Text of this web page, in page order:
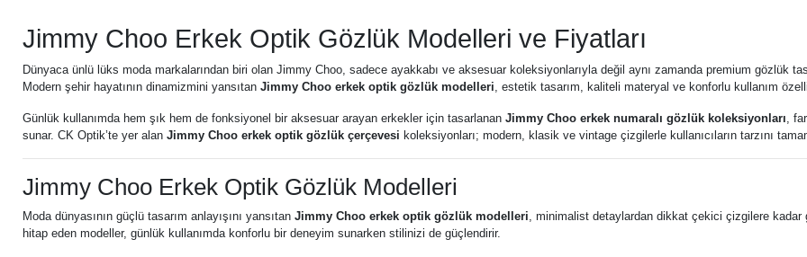
Jimmy Choo Erkek Optik Gözlük Modelleri ve Fiyatları
Dünyaca ünlü lüks moda markalarından biri olan Jimmy Choo, sadece ayakkabı ve aksesuar koleksiyonlarıyla değil aynı zamanda premium gözlük
Modern şehir hayatının dinamizmini yansıtan Jimmy Choo erkek optik gözlük modelleri, estetik tasarım, kaliteli materyal ve konforlu kullanım
Günlük kullanımda hem şık hem de fonksiyonel bir aksesuar arayan erkekler için tasarlanan Jimmy Choo erkek numaralı gözlük koleksiyonları,
sunar. CK Optik’te yer alan Jimmy Choo erkek optik gözlük çerçevesi koleksiyonları; modern, klasik ve vintage çizgilerle kullanıcıların tarzını
Jimmy Choo Erkek Optik Gözlük Modelleri
Moda dünyasının güçlü tasarım anlayışını yansıtan Jimmy Choo erkek optik gözlük modelleri, minimalist detaylardan dikkat çekici çizgilere kadar
hitap eden modeller, günlük kullanımda konforlu bir deneyim sunarken stilinizi de güçlendirir.